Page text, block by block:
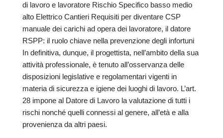
di lavoro e lavoratore Rischio Specifico basso medio
alto Elettrico Cantieri Requisiti per diventare CSP
manuale dei carichi ad opera dei lavoratore, il datore
RSPP: il ruolo chiave nella prevenzione degli infortuni
In definitiva, dunque, il progettista, nell’ambito della sua
attività professionale, è tenuto all’osservanza delle
disposizioni legislative e regolamentari vigenti in
materia di sicurezza e igiene dei luoghi di lavoro. L’art.
28 impone al Datore di Lavoro la valutazione di tutti i
rischi nonché quelli connessi al genere, all’età e alla
provenienza da altri paesi.